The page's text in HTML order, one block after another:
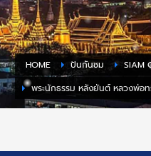
HOME ปันกันชม
SIAM
พระนักธรรม หลังยันต์ หลวงพ่อ